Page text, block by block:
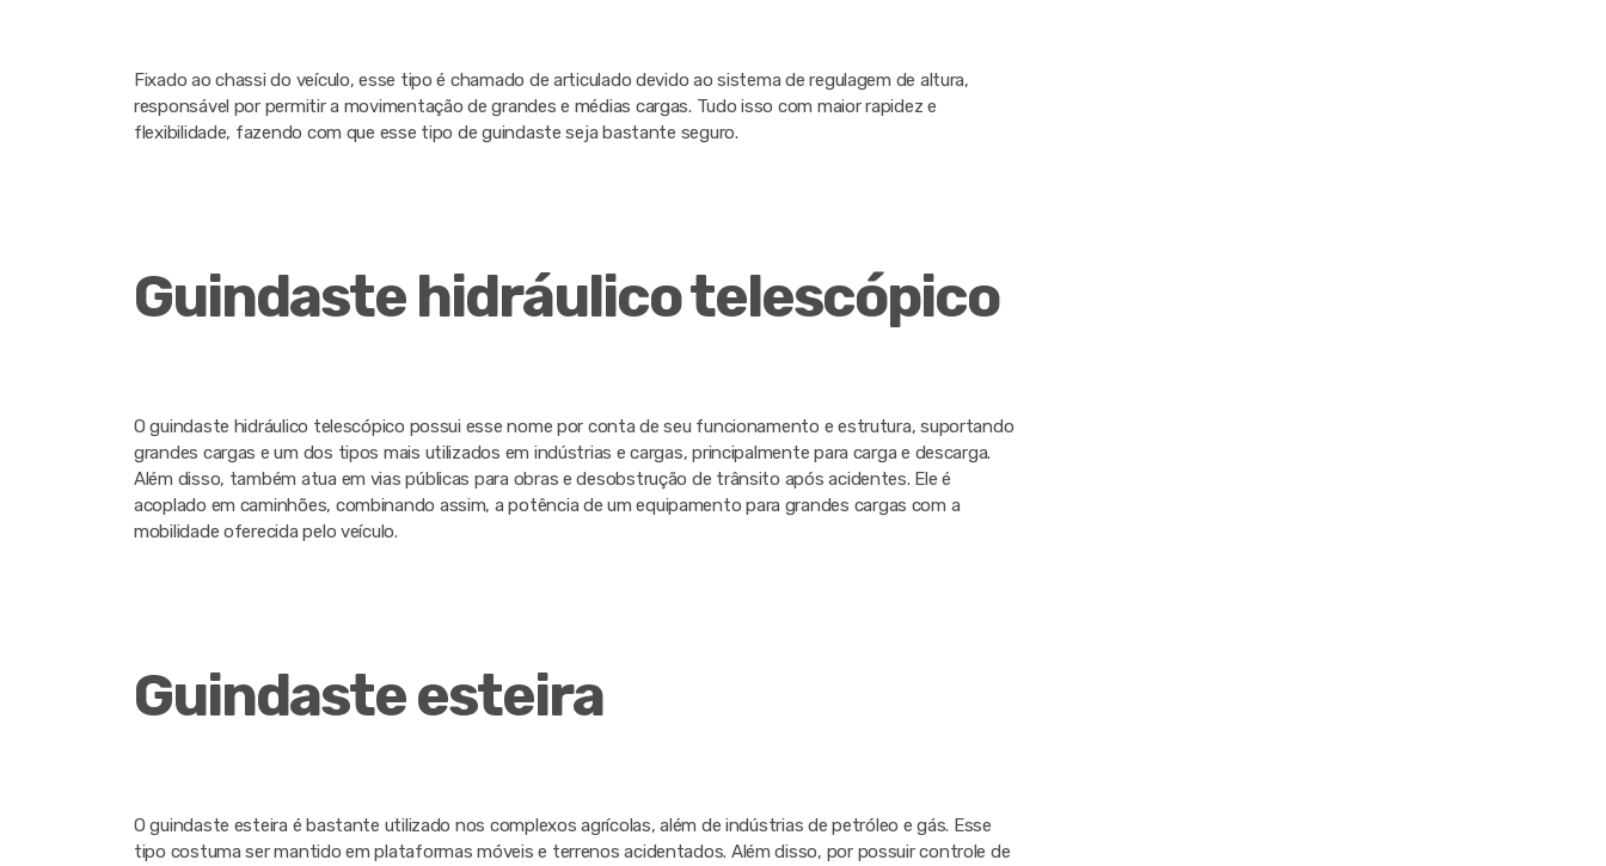
Fixado ao chassi do veículo, esse tipo é chamado de articulado devido ao sistema de regulagem de altura,
responsável por permitir a movimentação de grandes e médias cargas. Tudo isso com maior rapidez e
flexibilidade, fazendo com que esse tipo de guindaste seja bastante seguro.
Guindaste hidráulico telescópico
O guindaste hidráulico telescópico possui esse nome por conta de seu funcionamento e estrutura, suportando
grandes cargas e um dos tipos mais utilizados em indústrias e cargas, principalmente para carga e descarga.
Além disso, também atua em vias públicas para obras e desobstrução de trânsito após acidentes. Ele é
acoplado em caminhões, combinando assim, a potência de um equipamento para grandes cargas com a
mobilidade oferecida pelo veículo.
Guindaste esteira
O guindaste esteira é bastante utilizado nos complexos agrícolas, além de indústrias de petróleo e gás. Esse
tipo costuma ser mantido em plataformas móveis e terrenos acidentados. Além disso, por possuir controle de